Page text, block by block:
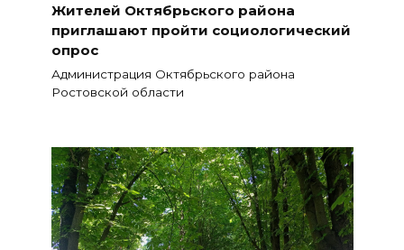
Жителей Октябрьского района
приглашают пройти социологический
опрос
Администрация Октябрьского района
Ростовской области